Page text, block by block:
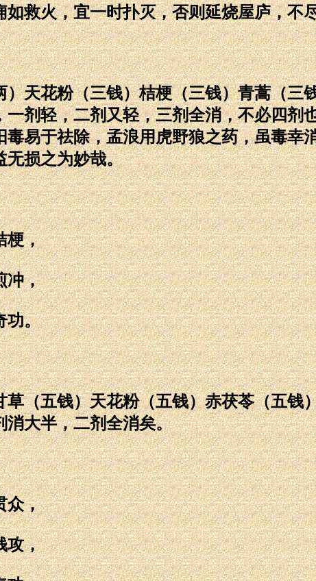
救火，宜一时扑灭，否则延烧屋庐，不
花粉（三钱）桔梗（三钱）青蒿（三
剂轻，二剂又轻，三剂全消，不必四剂
易于祛除，孟浪用虎野狼之药，虽毒幸
无损之为妙哉。
，
，
。
五钱）天花粉（五钱）赤茯苓（五钱
消大半，二剂全消矣。
，
，